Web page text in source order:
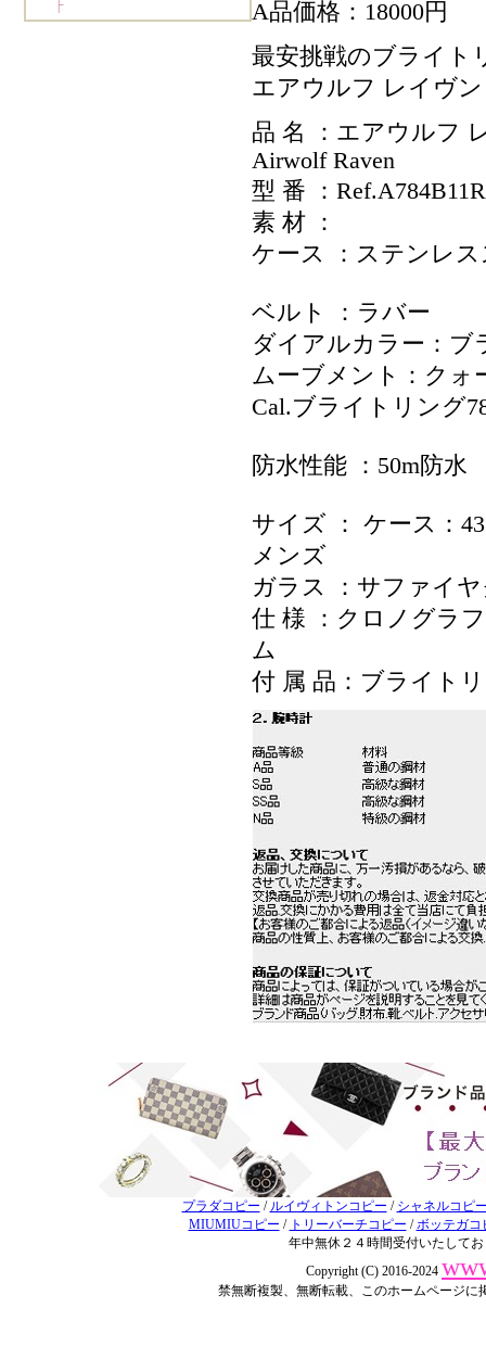
A品価格：18000円
最安挑戦のブライト
エアウルフ レイヴン
品 名 ：エアウルフ
Airwolf Raven
型 番 ：
素 材 ：
ケース ：ステンレ
ベルト ：ラバー
ダイアルカラー：ブ
ムーブメント：クォ
Cal.ブライトリング
防水性能 ：50m防水
サイズ ： ケース：
メンズ
ガラス ：サファイ
仕 様 ：クロノグラ
ム
付 属 品：ブライト
プラダコピー / ルイヴィトンコピー / シャネルコピ
MIUMIUコピー / トリーバーチコピー /ボッテガコ
年中無休２４時間受付いたして
Copyright (C) 2016-2024
禁無断複製、無断転載、このホームページ